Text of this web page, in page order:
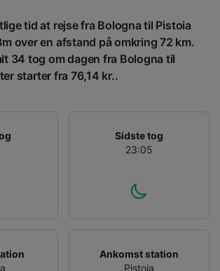
tid at rejse fra Bologna til Pistoia
over en afstand på omkring 72 km.
34 tog om dagen fra Bologna til
starter fra 76,14 kr..
Sidste tog
23:05
Ankomst station
Pistoia
annoncering og indhold,
og indholdsmåling,
og udvikling af
(leverandører)